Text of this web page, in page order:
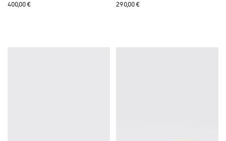
400,00 € 290,00 €